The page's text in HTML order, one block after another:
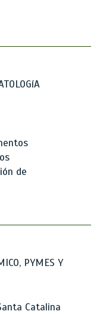
de
PYMES Y
Catalina